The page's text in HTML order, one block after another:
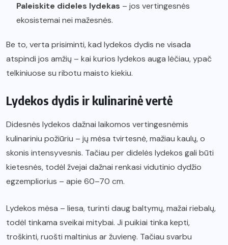
Paleiskite dideles lydekas – jos vertingesnės
ekosistemai nei mažesnės.
Be to, verta prisiminti, kad lydekos dydis ne visada
atspindi jos amžių – kai kurios lydekos auga lėčiau, ypač
telkiniuose su ribotu maisto kiekiu.
Lydekos dydis ir kulinarinė vertė
Didesnės lydekos dažnai laikomos vertingesnėmis
kulinariniu požiūriu – jų mėsa tvirtesnė, mažiau kaulų, o
skonis intensyvesnis. Tačiau per didelės lydekos gali būti
kietesnės, todėl žvejai dažnai renkasi vidutinio dydžio
egzempliorius – apie 60–70 cm.
Lydekos mėsa – liesa, turinti daug baltymų, mažai riebalų,
todėl tinkama sveikai mitybai. Ji puikiai tinka kepti,
troškinti, ruošti maltinius ar žuvienę. Tačiau svarbu